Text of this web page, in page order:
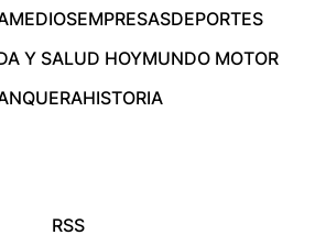
MEDIOSEMPRESASDEPORTES
Y SALUD HOYMUNDO MOTOR
HISTORIA
RSS